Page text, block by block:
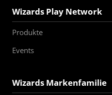
Wizards Play Network
Produkte
Events
Wizards Markenfamilie